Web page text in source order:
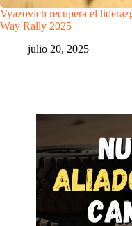
Vyazovich recupera el
Way Rally 2025
julio 20, 2025